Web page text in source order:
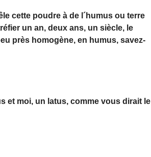
cette poudre à de l´humus ou terre
un an, deux ans, un siècle, le
près homogène, en humus, savez-
et moi, un latus, comme vous dirait le